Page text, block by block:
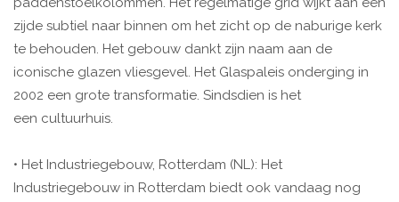
zijde subtiel naar binnen om het zicht op de naburige kerk
te behouden. Het gebouw dankt zijn naam aan de
iconische glazen vliesgevel. Het Glaspaleis onderging in
2002 een grote transformatie. Sindsdien is het
een cultuurhuis.
• Het Industriegebouw, Rotterdam (NL): Het
Industriegebouw in Rotterdam biedt ook vandaag nog